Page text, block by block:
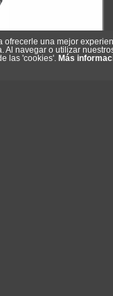
ofrecerle una mejor
Al navegar o utilizar
las 'cookies'. Más